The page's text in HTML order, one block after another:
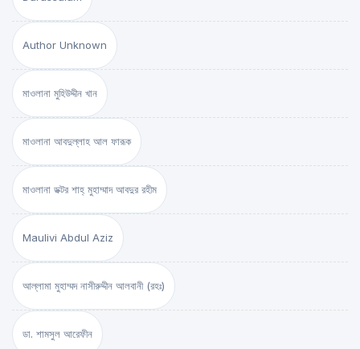
Author Unknown
মাওলানা মুহিউদ্দীন খান
মাওলানা আবদুল্লাহ আল ফারূক
মাওলানা ডক্টর শাহ্‌ মুহাম্মাদ আবদুর রহীম
Maulivi Abdul Aziz
আল্লামা মুহাম্মদ নাসীরুদ্দীন আলবানী (রহঃ)
ডা. শামসুল আরেফীন